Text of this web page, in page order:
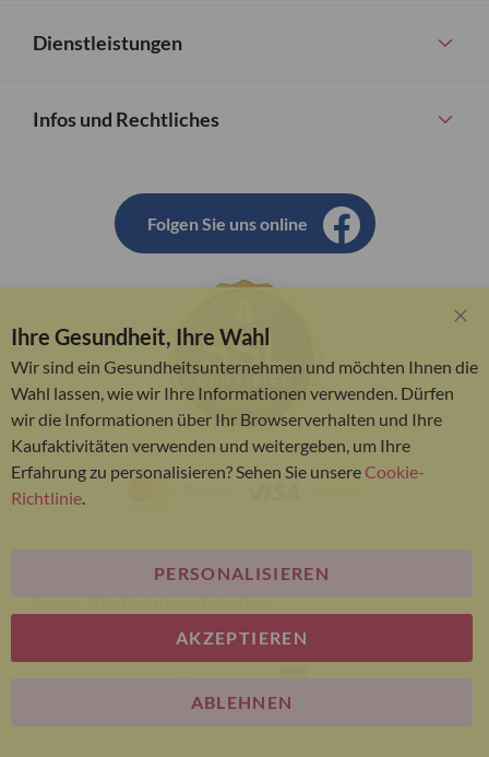
Dienstleistungen
Infos und Rechtliches
Folgen Sie uns online
© Bariatric Advantage® ist eine Marke der Metagenics
Group. Alle Rechte vorbehalten.
E-commerce
Bar
Ihre Gesundheit, Ihre Wahl
Wir sind ein Gesundheitsunternehmen und möchten Ihnen die
Wahl lassen, wie wir Ihre Informationen verwenden. Dürfen
wir die Informationen über Ihr Browserverhalten und Ihre
Kaufaktivitäten verwenden und weitergeben, um Ihre
Erfahrung zu personalisieren? Sehen Sie unsereCookie-
Richtlinie.
AKZEPTIEREN
PERSONALISIEREN
ABLEHNEN